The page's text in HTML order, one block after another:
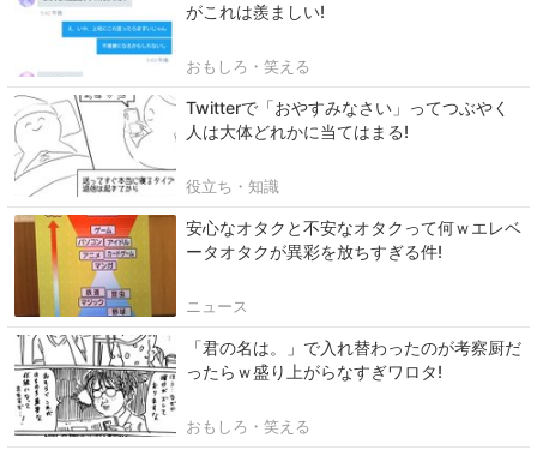
がこれは羨ましい!
おもしろ・笑える
Twitterで「おやすみなさい」ってつぶやく
人は大体どれかに当てはまる!
役立ち・知識
安心なオタクと不安なオタクって何ｗエレベ
ータオタクが異彩を放ちすぎる件!
ニュース
「君の名は。」で入れ替わったのが考察厨だ
ったらｗ盛り上がらなすぎワロタ!
おもしろ・笑える